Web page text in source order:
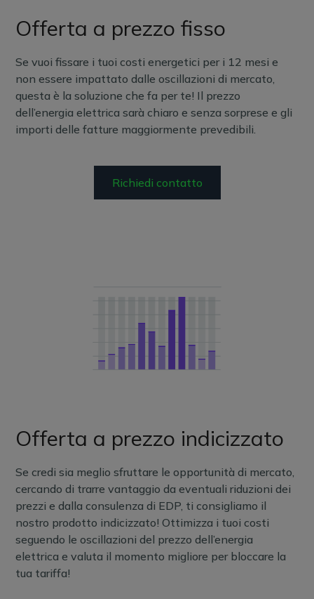
Offerta a prezzo fisso
Se vuoi fissare i tuoi costi energetici per i 12 mesi e
non essere impattato dalle oscillazioni di mercato,
questa è la soluzione che fa per te! Il prezzo
dell’energia elettrica sarà chiaro e senza sorprese e gli
importi delle fatture maggiormente prevedibili.
Richiedi contatto
Offerta a prezzo indicizzato
Se credi sia meglio sfruttare le opportunità di mercato,
cercando di trarre vantaggio da eventuali riduzioni dei
prezzi e dalla consulenza di EDP, ti consigliamo il
nostro prodotto indicizzato! Ottimizza i tuoi costi
seguendo le oscillazioni del prezzo dell’energia
elettrica e valuta il momento migliore per bloccare la
tua tariffa!